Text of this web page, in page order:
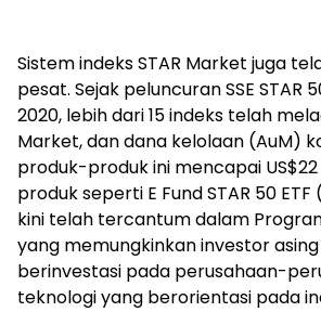
Sistem indeks STAR Market juga
pesat. Sejak peluncuran SSE STAR
2020, lebih dari 15 indeks telah
Market, dan dana kelolaan (AuM)
produk-produk ini mencapai US$22
produk seperti E Fund STAR 50
kini telah tercantum dalam
yang memungkinkan investor
berinvestasi pada perusahaan-
teknologi yang berorientasi pada